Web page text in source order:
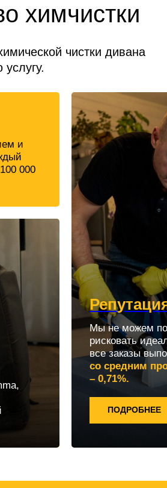
химчистки
чистки дивана
и
000
Мы не можем
рисковать
все заказы
со средним
– 0,71%.
ПОДРОБНЕЕ